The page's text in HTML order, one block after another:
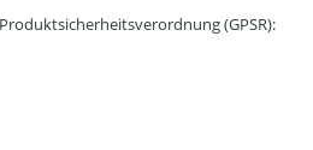
(GPSR):